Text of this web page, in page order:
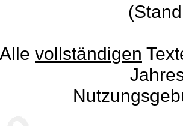
Alle vollständigen